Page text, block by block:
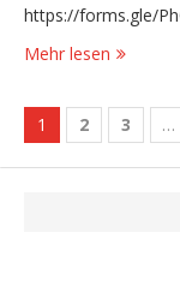
https://forms.gle/
Mehr lesen
1 2 3 …